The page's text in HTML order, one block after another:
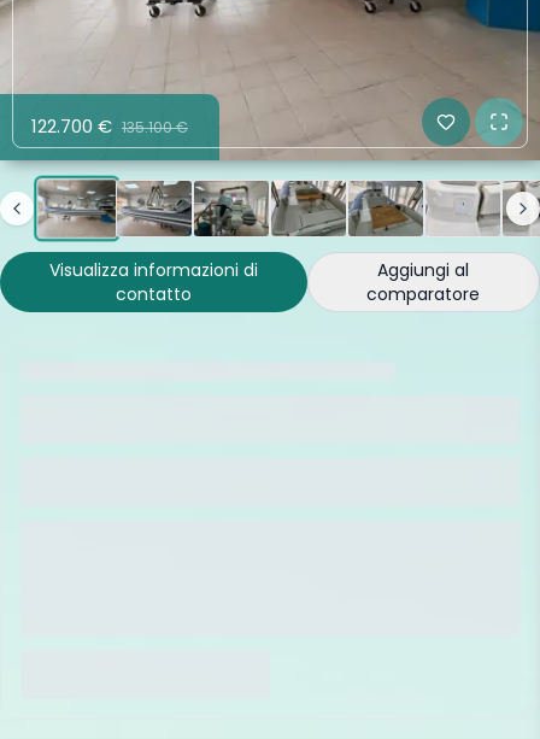
122.700 € 135.100 €
Visualizza informazioni di
contatto
Aggiungi al
comparatore